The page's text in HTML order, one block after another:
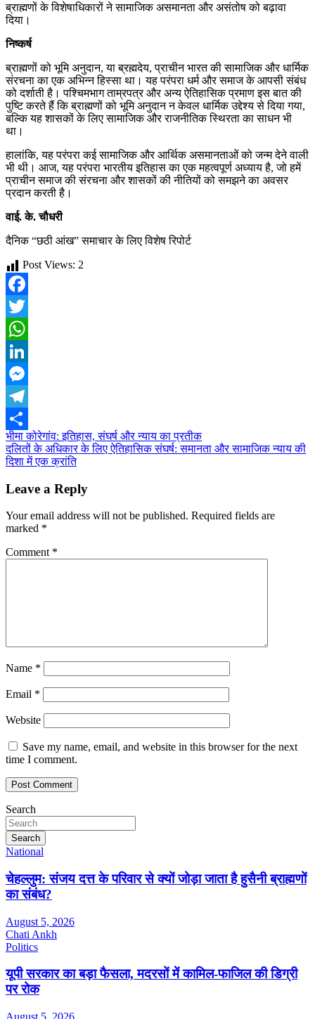
ब्राह्मणों के विशेषाधिकारों ने सामाजिक असमानता और असंतोष को बढ़ावा
दिया।
निष्कर्ष
ब्राह्मणों को भूमि अनुदान, या ब्रह्मदेय, प्राचीन भारत की सामाजिक और धार्मिक
संरचना का एक अभिन्न हिस्सा था। यह परंपरा धर्म और समाज के आपसी संबंध
को दर्शाती है। पश्चिमभाग ताम्रपत्र और अन्य ऐतिहासिक प्रमाण इस बात की
पुष्टि करते हैं कि ब्राह्मणों को भूमि अनुदान न केवल धार्मिक उद्देश्य से दिया गया,
बल्कि यह शासकों के लिए सामाजिक और राजनीतिक स्थिरता का साधन भी
था।
हालांकि, यह परंपरा कई सामाजिक और आर्थिक असमानताओं को जन्म देने वाली
भी थी। आज, यह परंपरा भारतीय इतिहास का एक महत्वपूर्ण अध्याय है, जो हमें
प्राचीन समाज की संरचना और शासकों की नीतियों को समझने का अवसर
प्रदान करती है।
वाई. के. चौधरी
दैनिक “छठी आंख” समाचार के लिए विशेष रिपोर्ट
Post Views: 2
Facebook
Twitter
WhatsApp
LinkedIn
Messenger
Telegram
Share
Post
navigation
भीमा कोरेगांव: इतिहास, संघर्ष और न्याय का प्रतीक
दलितों के अधिकार के लिए ऐतिहासिक संघर्ष: समानता और सामाजिक न्याय की
दिशा में एक क्रांति
Leave a Reply
Your email address will not be published. Required fields are
marked *
Comment *
Name *
Email *
Website
Save my name, email, and website in this browser for the next
time I comment.
Search
Search
National
चेहल्लुम: संजय दत्त के परिवार से क्यों जोड़ा जाता है हुसैनी ब्राह्मणों
का संबंध?
August 5, 2026
Chati Ankh
Politics
यूपी सरकार का बड़ा फैसला, मदरसों में कामिल-फाजिल की डिग्री
पर रोक